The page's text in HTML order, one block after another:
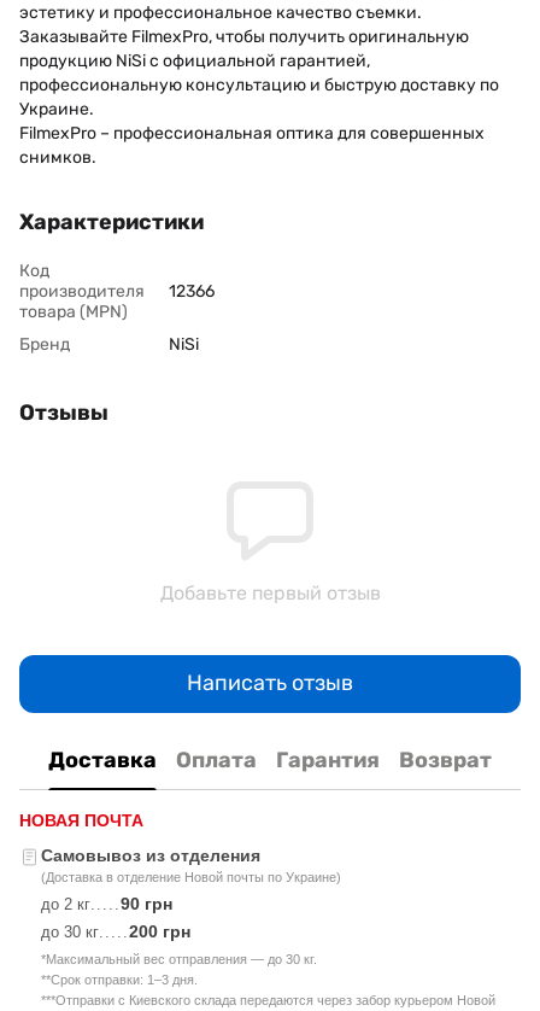
эстетику и профессиональное качество съемки.
Заказывайте FilmexPro, чтобы получить оригинальную
продукцию NiSi с официальной гарантией,
профессиональную консультацию и быструю доставку по
Украине.
FilmexPro – профессиональная оптика для совершенных
снимков.
Характеристики
Код
производителя
товара (MPN)
12366
Бренд NiSi
Отзывы
Добавьте первый отзыв
Написать отзыв
Доставка Оплата Гарантия Возврат
НОВАЯ ПОЧТА
Самовывоз из отделения
(Доставка в отделение Новой почты по Украине)
до 2 кг 90 грн
до 30 кг 200 грн
*Максимальный вес отправления — до 30 кг.
**Срок отправки: 1–3 дня.
***Отправки с Киевского склада передаются через забор курьером Новой